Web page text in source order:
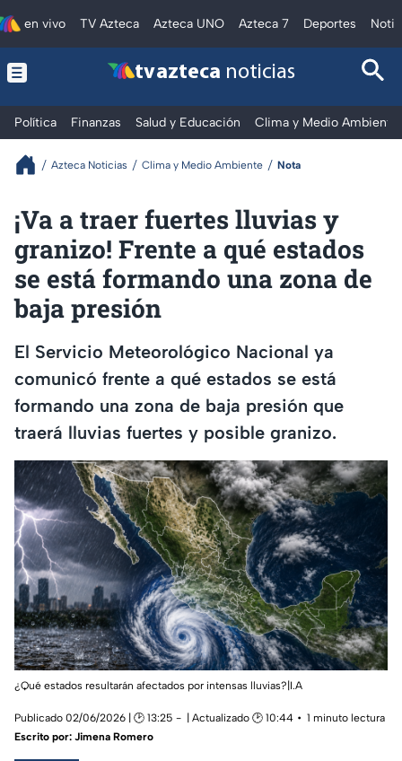
en vivo TV Azteca Azteca UNO Azteca 7 Deportes
tv azteca noticias
Política Finanzas Salud y Educación Clima y Medio Ambiente
Azteca Noticias Clima y Medio Ambiente Nota
¡Va a traer fuertes lluvias y
granizo! Frente a qué estados
se está formando una zona de
baja presión
El Servicio Meteorológico Nacional ya
comunicó frente a qué estados se está
formando una zona de baja presión que
traerá lluvias fuertes y posible granizo.
¿Qué estados resultarán afectados por intensas lluvias?|I.A
Publicado 02/06/2026 | 🕑 13:25 | Actualizado 🕑 10:44
1 minuto lectura
Escrito por: Jimena Romero